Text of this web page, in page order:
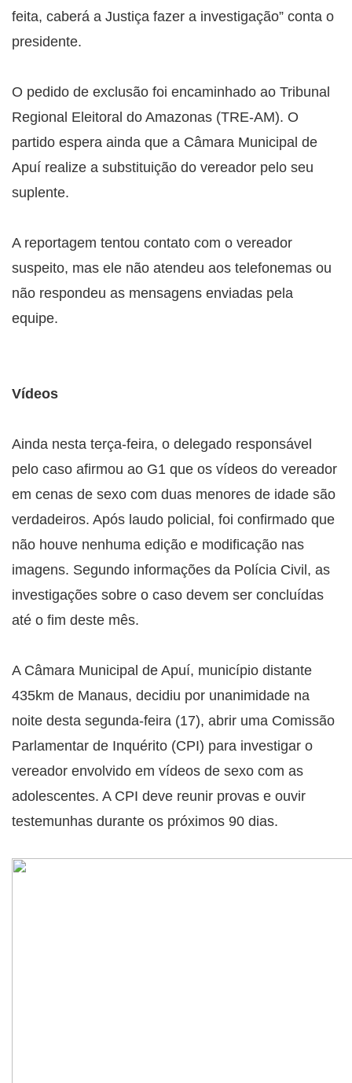
feita, caberá a Justiça fazer a investigação” conta o
presidente.
O pedido de exclusão foi encaminhado ao Tribunal
Regional Eleitoral do Amazonas (TRE-AM). O
partido espera ainda que a Câmara Municipal de
Apuí realize a substituição do vereador pelo seu
suplente.
A reportagem tentou contato com o vereador
suspeito, mas ele não atendeu aos telefonemas ou
não respondeu as mensagens enviadas pela
equipe.
Vídeos
Ainda nesta terça-feira, o delegado responsável
pelo caso afirmou ao G1 que os vídeos do vereador
em cenas de sexo com duas menores de idade são
verdadeiros. Após laudo policial, foi confirmado que
não houve nenhuma edição e modificação nas
imagens. Segundo informações da Polícia Civil, as
investigações sobre o caso devem ser concluídas
até o fim deste mês.
A Câmara Municipal de Apuí, município distante
435km de Manaus, decidiu por unanimidade na
noite desta segunda-feira (17), abrir uma Comissão
Parlamentar de Inquérito (CPI) para investigar o
vereador envolvido em vídeos de sexo com as
adolescentes. A CPI deve reunir provas e ouvir
testemunhas durante os próximos 90 dias.